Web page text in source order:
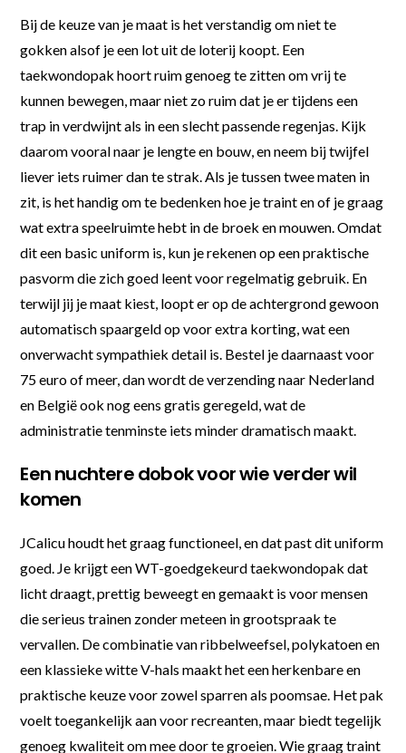
Bij de keuze van je maat is het verstandig om niet te
gokken alsof je een lot uit de loterij koopt. Een
taekwondopak hoort ruim genoeg te zitten om vrij te
kunnen bewegen, maar niet zo ruim dat je er tijdens een
trap in verdwijnt als in een slecht passende regenjas. Kijk
daarom vooral naar je lengte en bouw, en neem bij twijfel
liever iets ruimer dan te strak. Als je tussen twee maten in
zit, is het handig om te bedenken hoe je traint en of je graag
wat extra speelruimte hebt in de broek en mouwen. Omdat
dit een basic uniform is, kun je rekenen op een praktische
pasvorm die zich goed leent voor regelmatig gebruik. En
terwijl jij je maat kiest, loopt er op de achtergrond gewoon
automatisch spaargeld op voor extra korting, wat een
onverwacht sympathiek detail is. Bestel je daarnaast voor
75 euro of meer, dan wordt de verzending naar Nederland
en België ook nog eens gratis geregeld, wat de
administratie tenminste iets minder dramatisch maakt.
Een nuchtere dobok voor wie verder wil
komen
JCalicu houdt het graag functioneel, en dat past dit uniform
goed. Je krijgt een WT-goedgekeurd taekwondopak dat
licht draagt, prettig beweegt en gemaakt is voor mensen
die serieus trainen zonder meteen in grootspraak te
vervallen. De combinatie van ribbelweefsel, polykatoen en
een klassieke witte V-hals maakt het een herkenbare en
praktische keuze voor zowel sparren als poomsae. Het pak
voelt toegankelijk aan voor recreanten, maar biedt tegelijk
genoeg kwaliteit om mee door te groeien. Wie graag traint